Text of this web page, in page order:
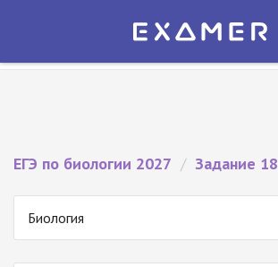
Экзамер — ЕГЭ 2027
ЕГЭ по биологии 2027 / Задание 18
Биология